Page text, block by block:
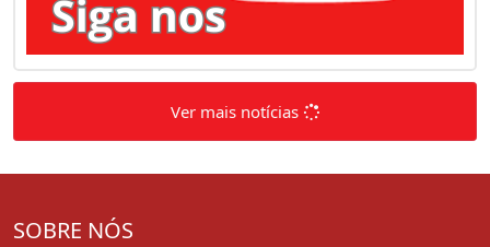
Ver mais notícias
SOBRE NÓS